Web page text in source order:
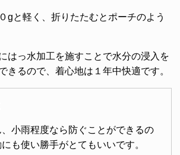
gと軽く、折りたたむとポーチのよう
はっ水加工を施すことで水分の浸入を
きるので、着心地は１年中快適です。
、小雨程度なら防ぐことができるの
も使い勝手がとてもいいです。